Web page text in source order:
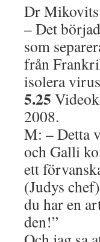
Dr
– Det
som
från
isolera
5.25
2008.
M: – Detta
och Galli
ett
(Judys
du har en
den!”